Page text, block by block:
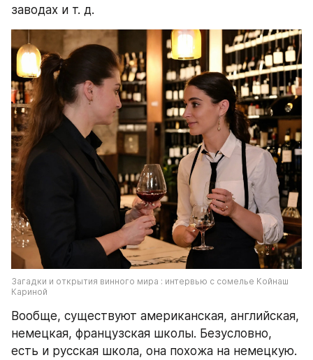
заводах и т. д.
Загадки и открытия винного мира : интервью с сомелье Койнаш
Кариной
Вообще, существуют американская, английская,
немецкая, французская школы. Безусловно,
есть и русская школа, она похожа на немецкую.